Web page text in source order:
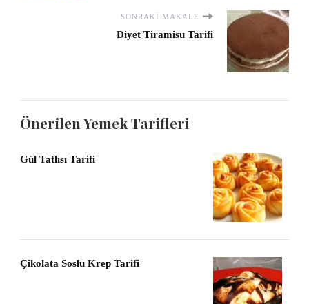
SONRAKI MAKALE
Diyet Tiramisu Tarifi
Önerilen Yemek Tarifleri
Gül Tatlısı Tarifi
Çikolata Soslu Krep Tarifi